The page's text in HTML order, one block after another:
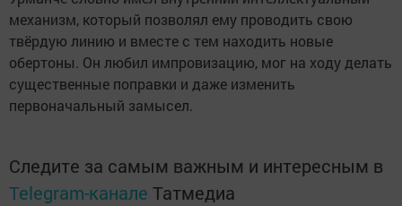
механизм, который позволял ему проводить свою
твёрдую линию и вместе с тем находить новые
обертоны. Он любил импровизацию, мог на ходу делать
существенные поправки и даже изменить
первоначальный замысел.
Следите за самым важным и интересным в
Telegram-канале Татмедиа